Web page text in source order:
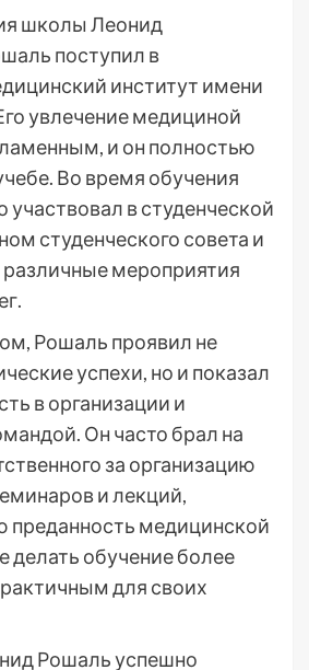
школы Леонид
поступил в
институт имени
увлечение медициной
и он полностью
Во время обучения
участвовал в студенческой
студенческого совета и
мероприятия
Рошаль проявил не
успехи, но и показал
в организации и
Он часто брал на
за организацию
и лекций,
преданность медицинской
делать обучение более
для своих
Рошаль успешно